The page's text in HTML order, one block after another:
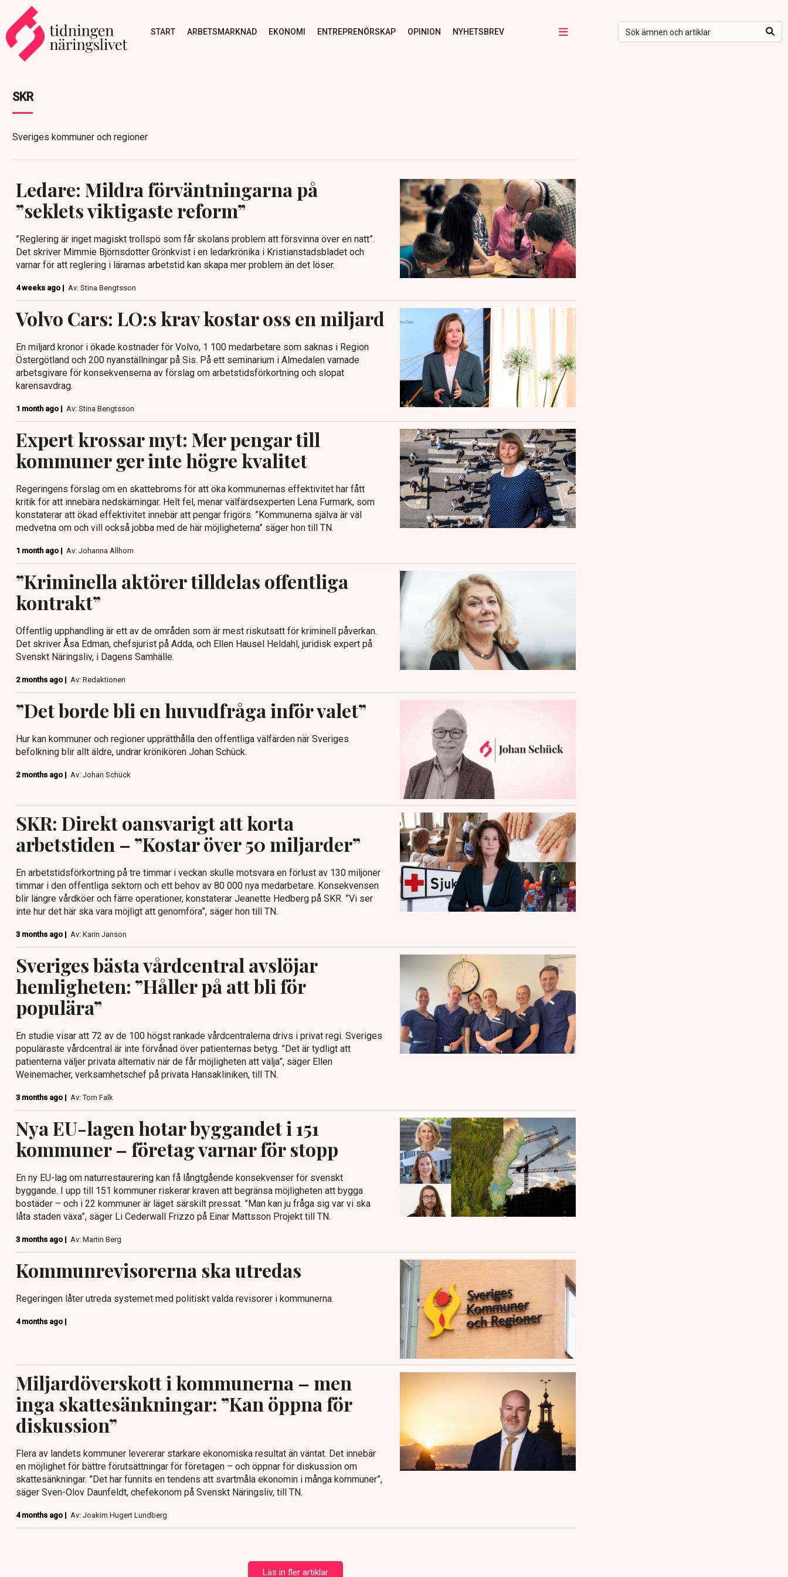
START ARBETSMARKNAD EKONOMI ENTREPRENÖRSKAP OPINION NYHETSBREV
SKR
Sveriges kommuner och regioner
Ledare: Mildra förväntningarna på
”seklets viktigaste reform”
”Reglering är inget magiskt trollspö som får skolans problem att försvinna över en natt”.
Det skriver Mimmie Björnsdotter Grönkvist i en ledarkrönika i Kristianstadsbladet och
varnar för att reglering i lärarnas arbetstid kan skapa mer problem än det löser.
4 weeks ago | Av: Stina Bengtsson
Volvo Cars: LO:s krav kostar oss en miljard
En miljard kronor i ökade kostnader för Volvo, 1 100 medarbetare som saknas i Region
Östergötland och 200 nyanställningar på Sis. På ett seminarium i Almedalen varnade
arbetsgivare för konsekvenserna av förslag om arbetstidsförkortning och slopat
karensavdrag.
1 month ago | Av: Stina Bengtsson
Expert krossar myt: Mer pengar till
kommuner ger inte högre kvalitet
Regeringens förslag om en skattebroms för att öka kommunernas effektivitet har fått
kritik för att innebära nedskärningar. Helt fel, menar välfärdsexperten Lena Furmark, som
konstaterar att ökad effektivitet innebär att pengar frigörs. ”Kommunerna själva är väl
medvetna om och vill också jobba med de här möjligheterna” säger hon till TN.
1 month ago | Av: Johanna Allhorn
”Kriminella aktörer tilldelas offentliga
kontrakt”
Offentlig upphandling är ett av de områden som är mest riskutsatt för kriminell påverkan.
Det skriver Åsa Edman, chefsjurist på Adda, och Ellen Hausel Heldahl, juridisk expert på
Svenskt Näringsliv, i Dagens Samhälle.
2 months ago | Av: Redaktionen
”Det borde bli en huvudfråga inför valet”
Hur kan kommuner och regioner upprätthålla den offentliga välfärden när Sveriges
befolkning blir allt äldre, undrar krönikören Johan Schück.
2 months ago | Av: Johan Schück
SKR: Direkt oansvarigt att korta
arbetstiden – ”Kostar över 50 miljarder”
En arbetstidsförkortning på tre timmar i veckan skulle motsvara en förlust av 130 miljoner
timmar i den offentliga sektorn och ett behov av 80 000 nya medarbetare. Konsekvensen
blir längre vårdköer och färre operationer, konstaterar Jeanette Hedberg på SKR. ”Vi ser
inte hur det här ska vara möjligt att genomföra”, säger hon till TN.
3 months ago | Av: Karin Janson
Sveriges bästa vårdcentral avslöjar
hemligheten: ”Håller på att bli för
populära”
En studie visar att 72 av de 100 högst rankade vårdcentralerna drivs i privat regi. Sveriges
populäraste vårdcentral är inte förvånad över patienternas betyg. ”Det är tydligt att
patienterna väljer privata alternativ när de får möjligheten att välja”, säger Ellen
Weinemacher, verksamhetschef på privata Hansakliniken, till TN.
3 months ago | Av: Tom Falk
Nya EU-lagen hotar byggandet i 151
kommuner – företag varnar för stopp
En ny EU-lag om naturrestaurering kan få långtgående konsekvenser för svenskt
byggande. I upp till 151 kommuner riskerar kraven att begränsa möjligheten att bygga
bostäder – och i 22 kommuner är läget särskilt pressat. ”Man kan ju fråga sig var vi ska
låta staden växa”, säger Li Cederwall Frizzo på Einar Mattsson Projekt till TN.
3 months ago | Av: Martin Berg
Kommunrevisorerna ska utredas
Regeringen låter utreda systemet med politiskt valda revisorer i kommunerna.
4 months ago |
Miljardöverskott i kommunerna – men
inga skattesänkningar: ”Kan öppna för
diskussion”
Flera av landets kommuner levererar starkare ekonomiska resultat än väntat. Det innebär
en möjlighet för bättre förutsättningar för företagen – och öppnar för diskussion om
skattesänkningar. ”Det har funnits en tendens att svartmåla ekonomin i många kommuner”,
säger Sven-Olov Daunfeldt, chefekonom på Svenskt Näringsliv, till TN.
4 months ago | Av: Joakim Hugert Lundberg
Läs in fler artiklar